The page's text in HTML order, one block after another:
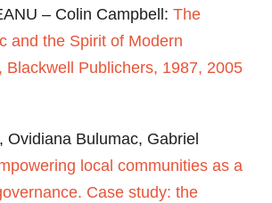
– Colin Campbell: The
and the Spirit of Modern
Blackwell Publichers, 1987, 2005
Ovidiana Bulumac, Gabriel
local communities as a
Case study: the